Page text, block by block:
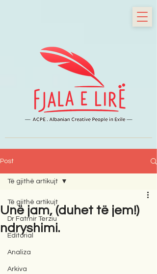
Post
Të gjithë artikujt
Dr Fatmir Terziu
Editorial
Analiza
Arkiva
Të gjithë artikujt
Unë jam, (duhet të jem!)
ndryshimi.